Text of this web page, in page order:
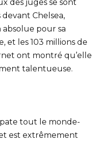
des juges se sont
Chelsea,
pour sa
et les 103 millions de
ont montré qu’elle
talentueuse.
tout le monde-
est extrêmement